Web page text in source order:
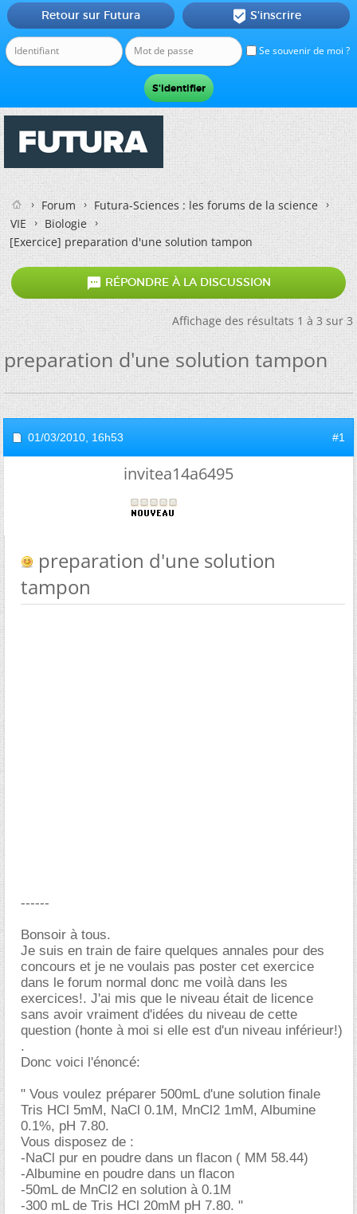
Se souvenir de moi ?
Retour sur Futura  S'inscrire
Forum
Futura-Sciences : les forums de la science
VIE
Biologie
[Exercice]preparation d'une solution tampon
 RÉPONDRE À LA DISCUSSION
Affichage des résultats 1 à 3 sur 3
preparation d'une solution tampon
01/03/2010, 16h53 #1
invitea14a6495
preparation d'une solution
tampon
------
Bonsoir à tous.
Je suis en train de faire quelques annales pour des
concours et je ne voulais pas poster cet exercice
dans le forum normal donc me voilà dans les
exercices!. J'ai mis que le niveau était de licence
sans avoir vraiment d'idées du niveau de cette
question (honte à moi si elle est d'un niveau inférieur!)
.
Donc voici l'énoncé:
" Vous voulez préparer 500mL d'une solution finale
Tris HCl 5mM, NaCl 0.1M, MnCl2 1mM, Albumine
0.1%, pH 7.80.
Vous disposez de :
-NaCl pur en poudre dans un flacon ( MM 58.44)
-Albumine en poudre dans un flacon
-50mL de MnCl2 en solution à 0.1M
-300 mL de Tris HCl 20mM pH 7.80. "